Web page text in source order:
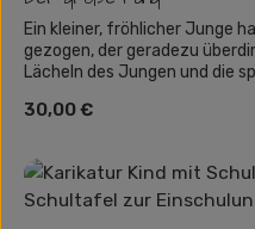
Ein kleiner, fröhlicher Junge
gezogen, der geradezu
Lächeln des Jungen und die
junge Angler oder als lustiges
Regulärer Preis:
30,00 €